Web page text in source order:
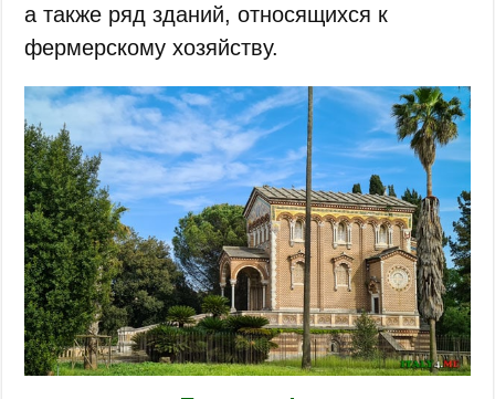
а также ряд зданий, относящихся к
фермерскому хозяйству.